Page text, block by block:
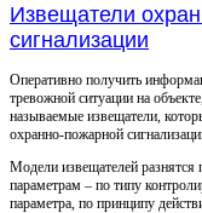
Извещатели
сигнализации
Оперативно получить
тревожной ситуации на
называемые извещатели,
охранно-пожарной
Модели извещателей разнятся
параметрам – по типу
параметра, по принципу